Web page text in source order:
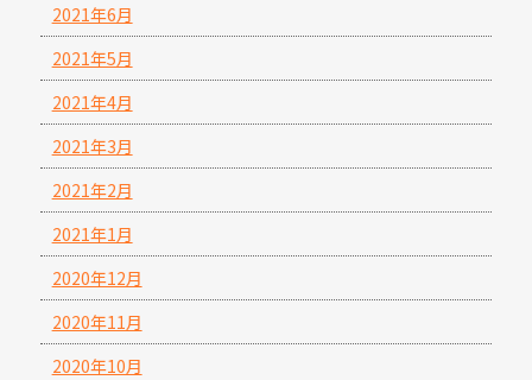
2021年6月
2021年5月
2021年4月
2021年3月
2021年2月
2021年1月
2020年12月
2020年11月
2020年10月